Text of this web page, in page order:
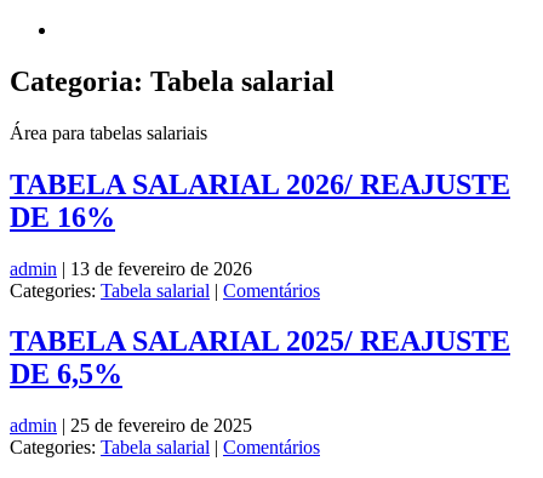
Categoria: Tabela salarial
Área para tabelas salariais
TABELA SALARIAL 2026/ REAJUSTE
DE 16%
admin | 13 de fevereiro de 2026
Categories: Tabela salarial | Comentários
TABELA SALARIAL 2025/ REAJUSTE
DE 6,5%
admin | 25 de fevereiro de 2025
Categories: Tabela salarial | Comentários